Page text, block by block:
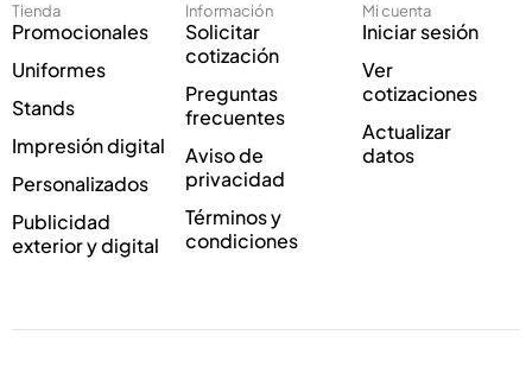
n
i
c
o
*
Tienda
Promocionales
Uniformes
Stands
Impresión digital
Personalizados
Publicidad
exterior y digital
Información
Solicitar
cotización
Preguntas
frecuentes
Aviso de
privacidad
Términos y
condiciones
Mi cuenta
Iniciar sesión
Ver
cotizaciones
Actualizar
datos